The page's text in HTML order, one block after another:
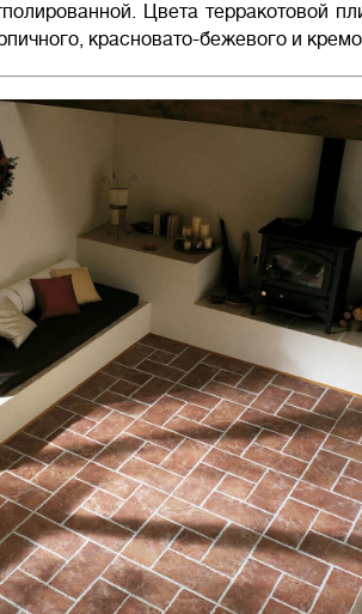
Цвета терракотовой
красновато-бежевого и